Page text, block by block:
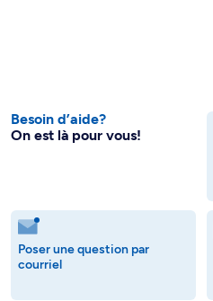
Besoin d’aide?
On est là pour vous!
Poser une question par
courriel